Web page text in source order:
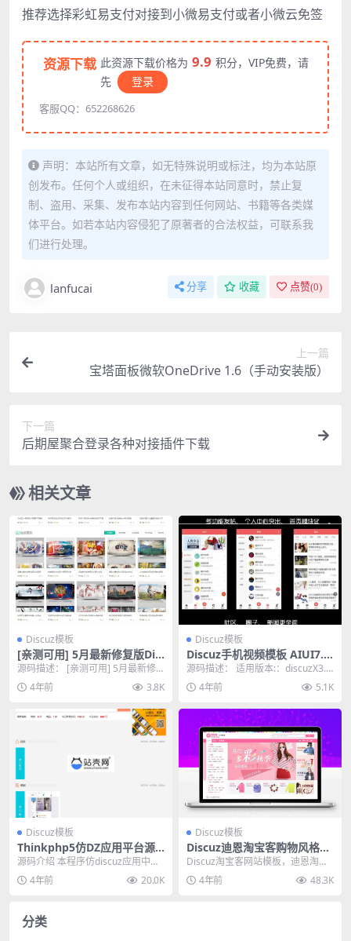
推荐选择彩虹易支付对接到小微易支付或者小微云免签
资源下载 此资源下载价格为 9.9 积分，VIP免费，请
先
登录
客服QQ：652268626
声明：本站所有文章，如无特殊说明或标注，均为本站原
创发布。任何个人或组织，在未征得本站同意时，禁止复
制、盗用、采集、发布本站内容到任何网站、书籍等各类媒
体平台。如若本站内容侵犯了原著者的合法权益，可联系我
们进行处理。
lanfucai 分享 收藏 点赞(0)
上一篇
宝塔面板微软OneDrive 1.6（手动安装版）
下一篇
后期屋聚合登录各种对接插件下载
相关文章
Discuz模板
[亲测可用] 5月最新修复版Dis
cuz宽屏大气素材教程资源下
载类网站源码
源码描述： [亲测可用] 5月最新修
复版Discuz宽屏大气素材教程资源
类模板 ...
4年前 3.8K
Discuz模板
Discuz手机视频模板 AIUI7.3.
0 商业版
源码描述： 适用版本:：discuzX3.2
discuzX3.1 discuz...
4年前 5.1K
Discuz模板
Thinkphp5仿DZ应用平台源
码_源码下载
源码介绍 本程序仿discuz应用中
心，由本站用户开发，现在分享出
来，采用tp5...
4年前 20.0K
Discuz模板
Discuz迪恩淘宝客购物风格商
业版模板
Discuz淘宝客网站模板，迪恩淘宝
客购物风格商业版模板。 版本支
持：discu...
4年前 48.3K
分类